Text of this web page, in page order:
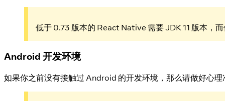
低于 0.73 版本的 React Native 需要 JDK 11 版本，
Android 开发环境
如果你之前没有接触过 Android 的开发环境，那么请做好心